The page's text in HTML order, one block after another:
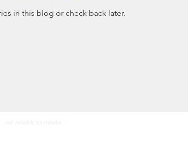
in this blog or check back later.